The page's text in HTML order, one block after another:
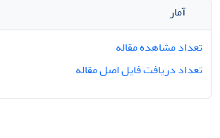
آمار
تعداد مشاهده مقاله
تعداد دریافت فایل اصل مقاله